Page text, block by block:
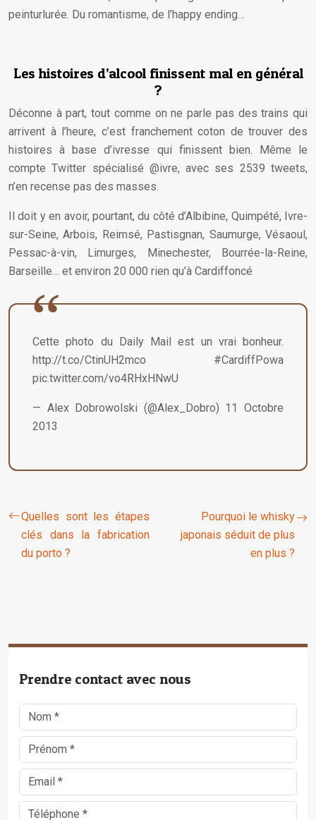
peinturlurée. Du romantisme, de l’happy ending…
Les histoires d’alcool finissent mal en général
?
Déconne à part, tout comme on ne parle pas des trains qui
arrivent à l’heure, c’est franchement coton de trouver des
histoires à base d’ivresse qui finissent bien. Même le
compte Twitter spécialisé @ivre, avec ses 2539 tweets,
n’en recense pas des masses.
Il doit y en avoir, pourtant, du côté d’Albibine, Quimpété, Ivre-
sur-Seine, Arbois, Reimsé, Pastisgnan, Saumurge, Vésaoul,
Pessac-à-vin, Limurges, Minechester, Bourrée-la-Reine,
Barseille… et environ 20 000 rien qu’à Cardiffoncé
Cette photo du Daily Mail est un vrai bonheur.
http://t.co/CtinUH2mco #CardiffPowa
pic.twitter.com/vo4RHxHNwU
— Alex Dobrowolski (@Alex_Dobro) 11 Octobre
2013
Quelles sont les étapes
clés dans la fabrication
du porto ?
Pourquoi le whisky
japonais séduit de plus
en plus ?
Prendre contact avec nous